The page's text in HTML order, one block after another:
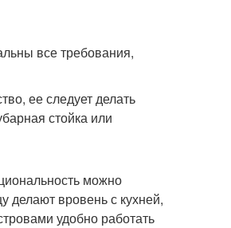
все требования,
ее следует делать
стойка или
можно
делают вровень с кухней,
удобно работать